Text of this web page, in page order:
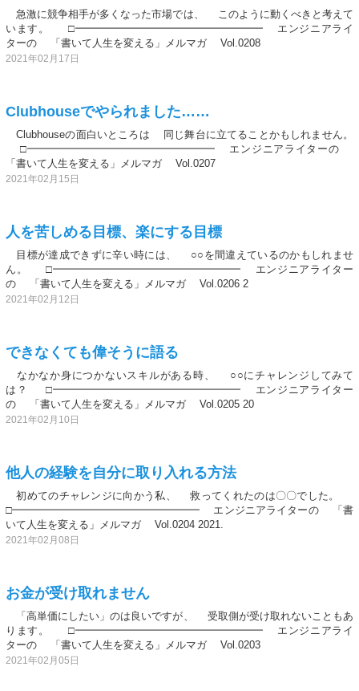
急激に競争相手が多くなった市場では、 このように動くべきと考えて
います。 □━━━━━━━━━━━━━━━━━━ エンジニアライ
ターの 「書いて人生を変える」メルマガ Vol.0208
2021年02月17日
Clubhouseでやられました……
Clubhouseの面白いところは 同じ舞台に立てることかもしれません。
□━━━━━━━━━━━━━━━━━━ エンジニアライターの
「書いて人生を変える」メルマガ Vol.0207
2021年02月15日
人を苦しめる目標、楽にする目標
目標が達成できずに辛い時には、 ○○を間違えているのかもしれませ
ん。 □━━━━━━━━━━━━━━━━━━ エンジニアライター
の 「書いて人生を変える」メルマガ Vol.0206 2
2021年02月12日
できなくても偉そうに語る
なかなか身につかないスキルがある時、 ○○にチャレンジしてみて
は？ □━━━━━━━━━━━━━━━━━━ エンジニアライター
の 「書いて人生を変える」メルマガ Vol.0205 20
2021年02月10日
他人の経験を自分に取り入れる方法
初めてのチャレンジに向かう私、 救ってくれたのは〇〇でした。
□━━━━━━━━━━━━━━━━━━ エンジニアライターの 「書
いて人生を変える」メルマガ Vol.0204 2021.
2021年02月08日
お金が受け取れません
「高単価にしたい」のは良いですが、 受取側が受け取れないこともあ
ります。 □━━━━━━━━━━━━━━━━━━ エンジニアライ
ターの 「書いて人生を変える」メルマガ Vol.0203
2021年02月05日